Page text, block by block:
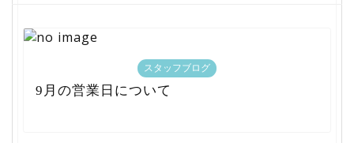
スタッフブログ
9月の営業日について